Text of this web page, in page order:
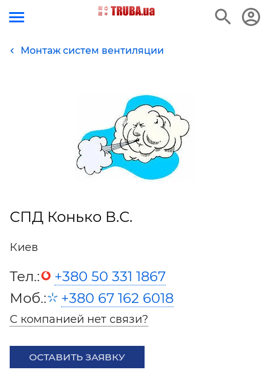
Монтаж систем вентиляции
СПД Конько В.С.
Киев
Тел.:
+380 50 331 1867
Моб.:
+380 67 162 6018
С компанией нет связи?
ОСТАВИТЬ ЗАЯВКУ